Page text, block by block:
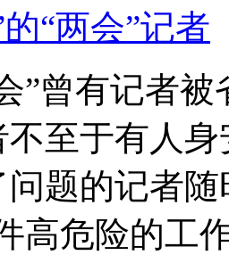
“两会”记者
”曾有记者
至于有人
题的记者
高危险的工